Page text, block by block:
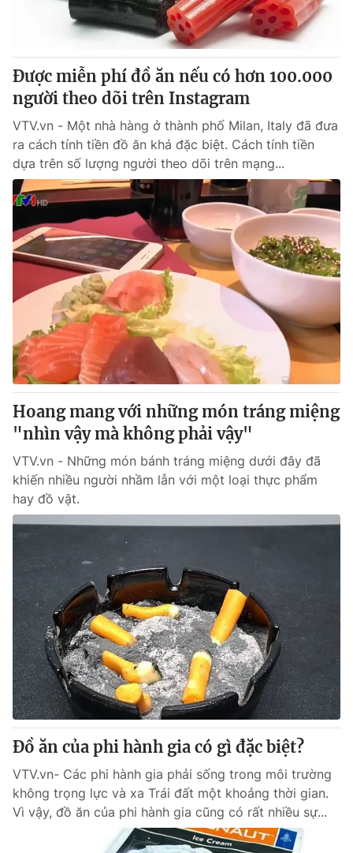
Được miễn phí đồ ăn nếu có hơn 100.000
người theo dõi trên Instagram
VTV.vn - Một nhà hàng ở thành phố Milan, Italy đã đưa
ra cách tính tiền đồ ăn khá đặc biệt. Cách tính tiền
dựa trên số lượng người theo dõi trên mạng...
Hoang mang với những món tráng miệng
"nhìn vậy mà không phải vậy"
VTV.vn - Những món bánh tráng miệng dưới đây đã
khiến nhiều người nhầm lẫn với một loại thực phẩm
hay đồ vật.
Đồ ăn của phi hành gia có gì đặc biệt?
VTV.vn- Các phi hành gia phải sống trong môi trường
không trọng lực và xa Trái đất một khoảng thời gian.
Vì vậy, đồ ăn của phi hành gia cũng có rất nhiều sự...